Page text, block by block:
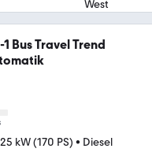
Bus Travel Trend
kW (170 PS) • Diesel